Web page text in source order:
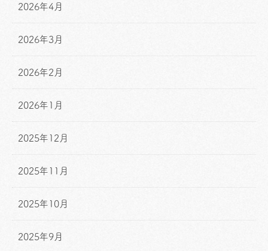
2026年4月
2026年3月
2026年2月
2026年1月
2025年12月
2025年11月
2025年10月
2025年9月